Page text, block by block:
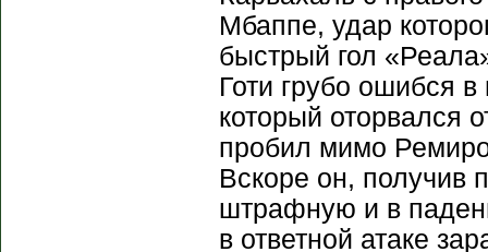
Мбаппе, удар
быстрый гол
Готи грубо ошибся
который оторвался
пробил мимо
Вскоре он, получив
штрафную и в
в ответной атаке